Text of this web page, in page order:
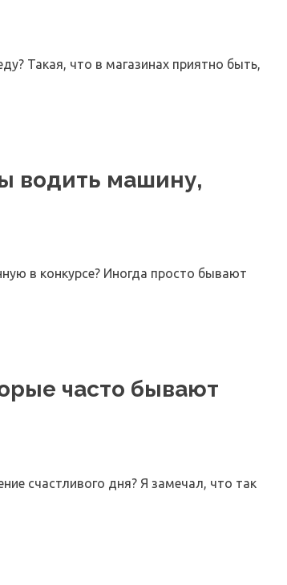
Такая, что в магазинах приятно быть,
водить машину,
в конкурсе? Иногда просто бывают
часто бывают
счастливого дня? Я замечал, что так